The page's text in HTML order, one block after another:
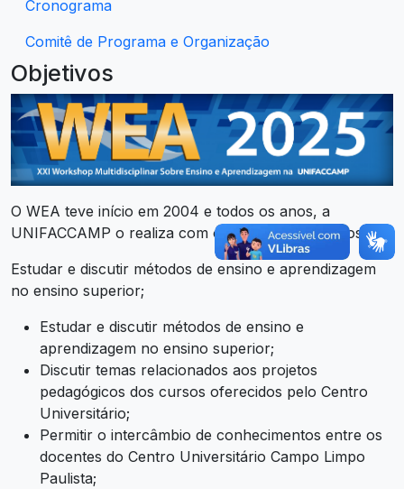
Cronograma
Comitê de Programa e Organização
Objetivos
O WEA teve início em 2004 e todos os anos, a
UNIFACCAMP o realiza com os seguintes objetivos:
Estudar e discutir métodos de ensino e aprendizagem
no ensino superior;
Estudar e discutir métodos de ensino e
aprendizagem no ensino superior;
Discutir temas relacionados aos projetos
pedagógicos dos cursos oferecidos pelo Centro
Universitário;
Permitir o intercâmbio de conhecimentos entre os
docentes do Centro Universitário Campo Limpo
Paulista;